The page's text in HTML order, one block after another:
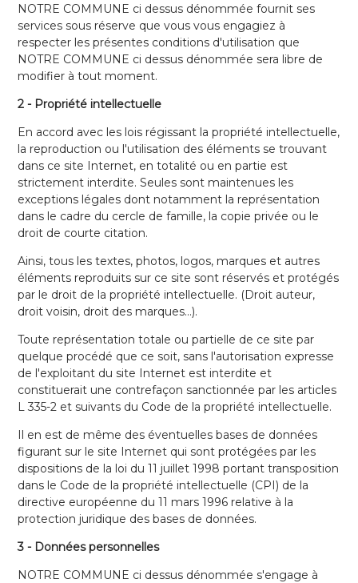
NOTRE COMMUNE ci dessus dénommée fournit ses
services sous réserve que vous vous engagiez à
respecter les présentes conditions d'utilisation que
NOTRE COMMUNE ci dessus dénommée sera libre de
modifier à tout moment.
2 - Propriété intellectuelle
En accord avec les lois régissant la propriété intellectuelle,
la reproduction ou l'utilisation des éléments se trouvant
dans ce site Internet, en totalité ou en partie est
strictement interdite. Seules sont maintenues les
exceptions légales dont notamment la représentation
dans le cadre du cercle de famille, la copie privée ou le
droit de courte citation.
Ainsi, tous les textes, photos, logos, marques et autres
éléments reproduits sur ce site sont réservés et protégés
par le droit de la propriété intellectuelle. (Droit auteur,
droit voisin, droit des marques…).
Toute représentation totale ou partielle de ce site par
quelque procédé que ce soit, sans l'autorisation expresse
de l'exploitant du site Internet est interdite et
constituerait une contrefaçon sanctionnée par les articles
L 335-2 et suivants du Code de la propriété intellectuelle.
Il en est de même des éventuelles bases de données
figurant sur le site Internet qui sont protégées par les
dispositions de la loi du 11 juillet 1998 portant transposition
dans le Code de la propriété intellectuelle (CPI) de la
directive européenne du 11 mars 1996 relative à la
protection juridique des bases de données.
3 - Données personnelles
NOTRE COMMUNE ci dessus dénommée s'engage à